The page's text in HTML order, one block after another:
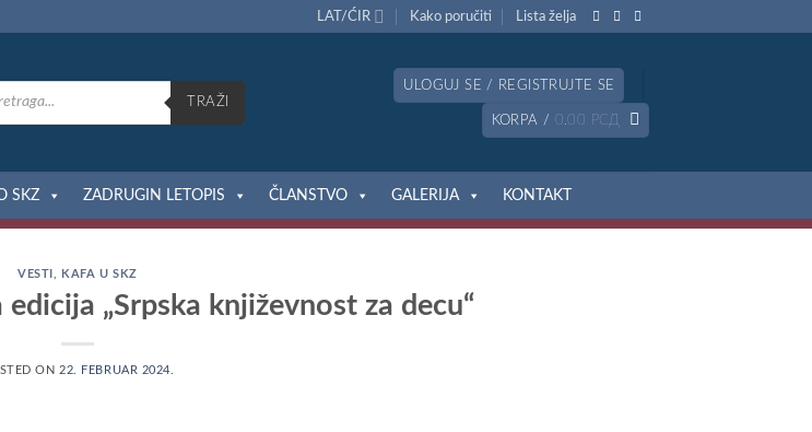
LAT/ĆIR Kako poručiti Lista želja
TRAŽI
ULOGUJ SE / REGISTRUJTE SE
KORPA / 0.00 РСД
SKZ ZADRUGIN LETOPIS ČLANSTVO GALERIJA KONTAKT
VESTI KAFA U SKZ
„Srpska književnost za decu“
ON 22. FEBRUAR 2024.